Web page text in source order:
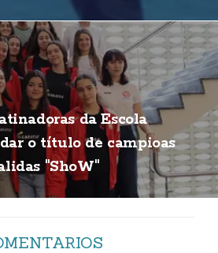
da Escola
o título de campioas
"ShoW"